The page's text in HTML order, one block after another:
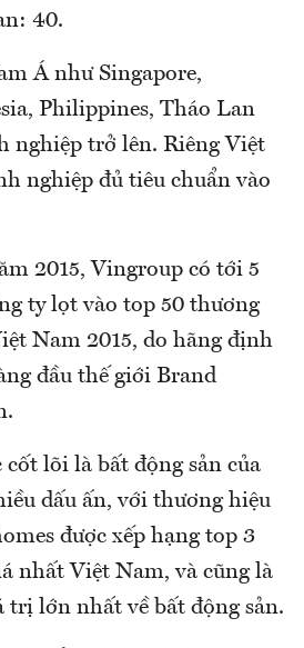
40.
Á như Singapore,
Philippines, Tháo Lan
nghiệp trở lên. Riêng Việt
nghiệp đủ tiêu chuẩn vào
2015, Vingroup có tới 5
ty lọt vào top 50 thương
Nam 2015, do hãng định
đầu thế giới Brand
lõi là bất động sản của
dấu ấn, với thương hiệu
được xếp hạng top 3
nhất Việt Nam, và cũng là
trị lớn nhất về bất động sản.